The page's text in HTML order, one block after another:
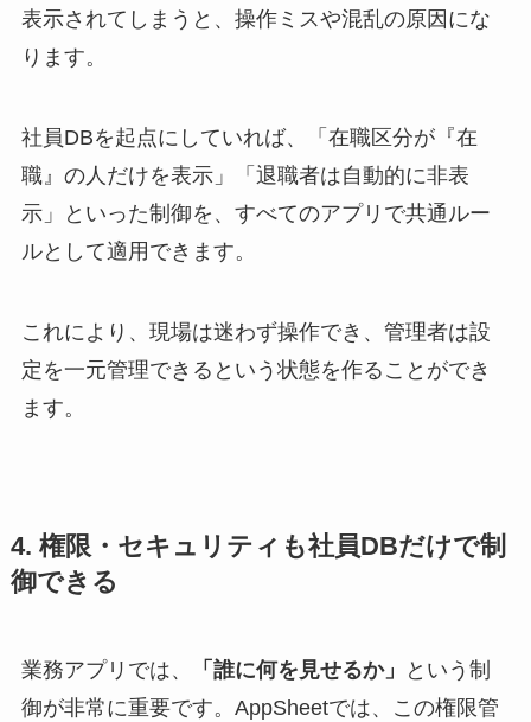
表示されてしまうと、操作ミスや混乱の原因にな
ります。
社員DBを起点にしていれば、「在職区分が『在
職』の人だけを表示」「退職者は自動的に非表
示」といった制御を、すべてのアプリで共通ルー
ルとして適用できます。
これにより、現場は迷わず操作でき、管理者は設
定を一元管理できるという状態を作ることができ
ます。
4. 権限・セキュリティも社員DBだけで制
御できる
業務アプリでは、 「誰に何を見せるか」
という制
御が非常に重要です。AppSheetでは、この権限管